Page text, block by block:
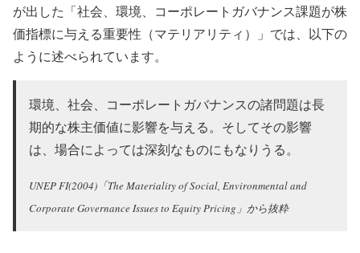
が出した「社会、環境、コーポレートガバナンス課題が株
価指標に与える重要性（マテリアリティ）」では、以下の
ように述べられています。
環境、社会、コーポレートガバナンスの諸問題は長
期的な株主価値に影響を与える。そしてその影響
は、場合によっては深刻なものにもなりうる。
UNEP FI(2004)「The Materiality of Social, Environmental and
Corporate Governance Issues to Equity Pricing」から抜粋